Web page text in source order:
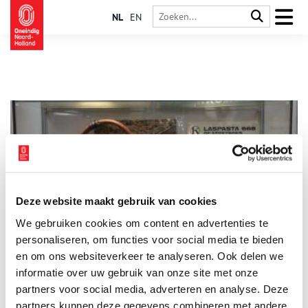
Deze website maakt gebruik van cookies
We gebruiken cookies om content en advertenties te
personaliseren, om functies voor social media te bieden
en om ons websiteverkeer te analyseren. Ook delen we
informatie over uw gebruik van onze site met onze
partners voor social media, adverteren en analyse. Deze
partners kunnen deze gegevens combineren met andere
NL EN
geperfectioneerd
Aan het eind van de negentiende eeuw loopt de vraag naar
lijnolie en zeildoek sterk terug. De opmars van petroleum als
brandstof en de opkomst van stoomschepen vormen een
gevaar voor het voortbestaan van de rolrederij voor zeildoek
en de lijnoliemolen van de familie Kaars Sijpestein. Een
Schotse uitvinding betekent echter de redding voor de